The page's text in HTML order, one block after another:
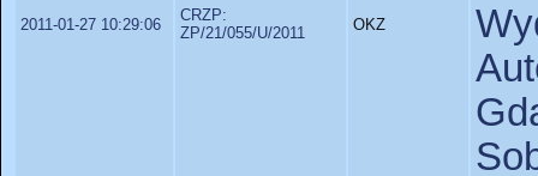
2011-01-27 10:29:06
CRZP:
ZP/21/055/U/2011
OKZ